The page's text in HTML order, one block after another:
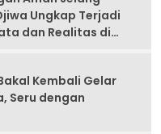
Ungkap Terjadi
dan Realitas di
Kembali Gelar
Seru dengan